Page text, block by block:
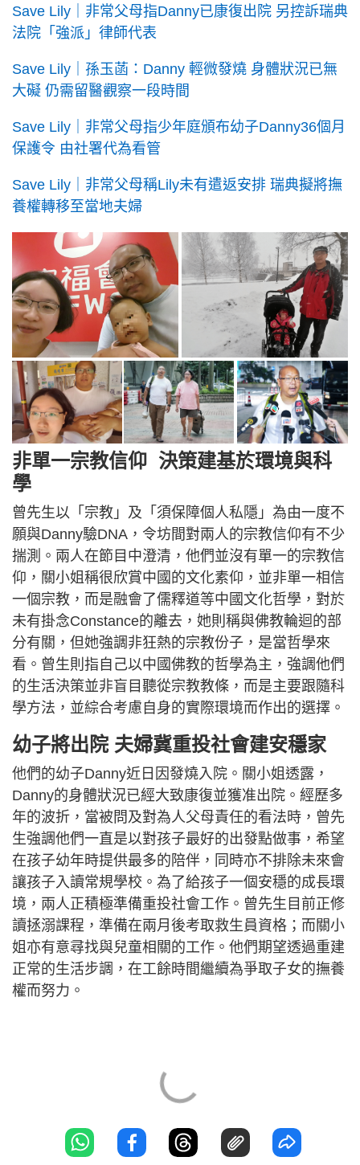
Save Lily｜非常父母指Danny已康復出院 另控訴瑞典
法院「強派」律師代表
Save Lily｜孫玉菡：Danny 輕微發燒 身體狀況已無
大礙 仍需留醫觀察一段時間
Save Lily｜非常父母指少年庭頒布幼子Danny36個月
保護令 由社署代為看管
Save Lily｜非常父母稱Lily未有遣返安排 瑞典擬將撫
養權轉移至當地夫婦
非單一宗教信仰 決策建基於環境與科
學
曾先生以「宗教」及「須保障個人私隱」為由一度不
願與Danny驗DNA，令坊間對兩人的宗教信仰有不少
揣測。兩人在節目中澄清，他們並沒有單一的宗教信
仰，關小姐稱很欣賞中國的文化素仰，並非單一相信
一個宗教，而是融會了儒釋道等中國文化哲學，對於
未有掛念Constance的離去，她則稱與佛教輪迴的部
分有關，但她強調非狂熱的宗教份子，是當哲學來
看。曾生則指自己以中國佛教的哲學為主，強調他們
的生活決策並非盲目聽從宗教教條，而是主要跟隨科
學方法，並綜合考慮自身的實際環境而作出的選擇。
幼子將出院 夫婦冀重投社會建安穩家
他們的幼子Danny近日因發燒入院。關小姐透露，
Danny的身體狀況已經大致康復並獲准出院。經歷多
年的波折，當被問及對為人父母責任的看法時，曾先
生強調他們一直是以對孩子最好的出發點做事，希望
在孩子幼年時提供最多的陪伴，同時亦不排除未來會
讓孩子入讀常規學校。為了給孩子一個安穩的成長環
境，兩人正積極準備重投社會工作。曾先生目前正修
讀拯溺課程，準備在兩月後考取救生員資格；而關小
姐亦有意尋找與兒童相關的工作。他們期望透過重建
正常的生活步調，在工餘時間繼續為爭取子女的撫養
權而努力。